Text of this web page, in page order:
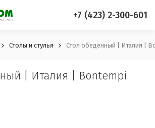
+7 (423) 2-300-601
Столы и стулья Стол обеденный | Италия |
| Италия | Bontempi